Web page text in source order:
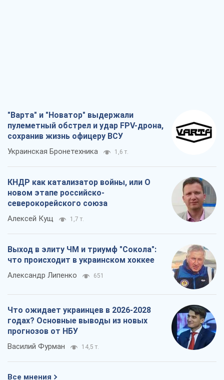
"Варта" и "Новатор" выдержали
пулеметный обстрел и удар FPV-дрона,
сохранив жизнь офицеру ВСУ
Украинская Бронетехника 1,6 т.
КНДР как катализатор войны, или О
новом этапе российско-
северокорейского союза
Алексей Кущ 1,7 т.
Выход в элиту ЧМ и триумф "Сокола":
что происходит в украинском хоккее
Александр Липенко 651
Что ожидает украинцев в 2026-2028
годах? Основные выводы из новых
прогнозов от НБУ
Василий Фурман 14,5 т.
Все мнения